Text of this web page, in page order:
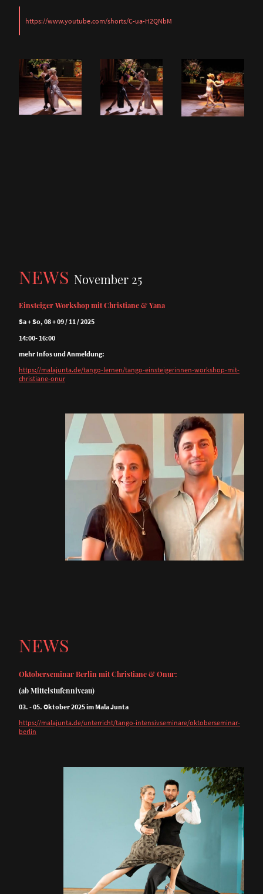
https://www.youtube.com/shorts/C-ua-H2QNbM
NEWS November 25
Einsteiger Workshop mit Christiane & Yana
Sa + So, 08 + 09 / 11 / 2025
14:00- 16:00
mehr Infos und Anmeldung:
https://malajunta.de/tango-lernen/tango-einsteigerinnen-workshop-mit-
christiane-onur
NEWS
Oktoberseminar Berlin mit Christiane & Onur:
(ab Mittelstufenniveau)
03. - 05. Oktober 2025 im Mala Junta
https://malajunta.de/unterricht/tango-intensivseminare/oktoberseminar-
berlin